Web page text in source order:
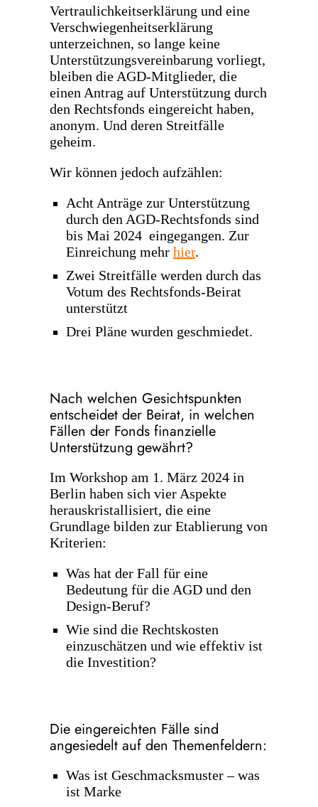
Vertraulichkeitserklärung und eine
Verschwiegenheitserklärung
unterzeichnen, so lange keine
Unterstützungsvereinbarung vorliegt,
bleiben die AGD-Mitglieder, die
einen Antrag auf Unterstützung durch
den Rechtsfonds eingereicht haben,
anonym. Und deren Streitfälle
geheim.
Wir können jedoch aufzählen:
Acht Anträge zur Unterstützung
durch den AGD-Rechtsfonds sind
bis Mai 2024 eingegangen. Zur
Einreichung mehr hier.
Zwei Streitfälle werden durch das
Votum des Rechtsfonds-Beirat
unterstützt
Drei Pläne wurden geschmiedet.
Nach welchen Gesichtspunkten
entscheidet der Beirat, in welchen
Fällen der Fonds finanzielle
Unterstützung gewährt?
Im Workshop am 1. März 2024 in
Berlin haben sich vier Aspekte
herauskristallisiert, die eine
Grundlage bilden zur Etablierung von
Kriterien:
Was hat der Fall für eine
Bedeutung für die AGD und den
Design-Beruf?
Wie sind die Rechtskosten
einzuschätzen und wie effektiv ist
die Investition?
Die eingereichten Fälle sind
angesiedelt auf den Themenfeldern:
Was ist Geschmacksmuster – was
ist Marke